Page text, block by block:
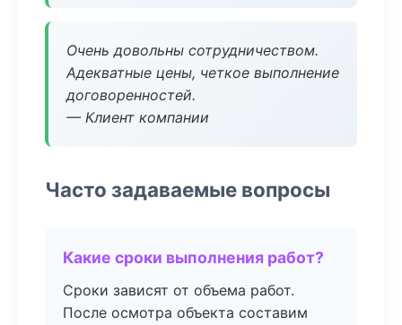
Очень довольны сотрудничеством.
Адекватные цены, четкое выполнение
договоренностей.
— Клиент компании
Часто задаваемые вопросы
Какие сроки выполнения работ?
Сроки зависят от объема работ.
После осмотра объекта составим